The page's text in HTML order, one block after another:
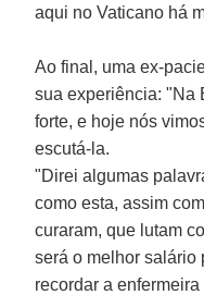
aqui no Vaticano há
Ao final, uma ex-
sua experiência: "Na
forte, e hoje nós
escutá-la.
"Direi algumas
como esta, assim
curaram, que lutam
será o melhor salário
recordar a